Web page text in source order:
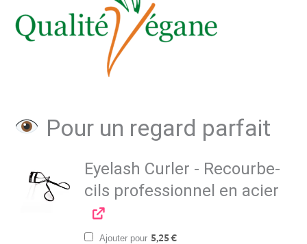
Pour un regard parfait
Eyelash Curler - Recourbe-
cils professionnel en acier
Ajouter pour 5,25€